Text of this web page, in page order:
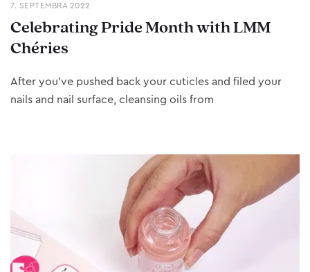
7. SEPTEMBRA 2022
Celebrating Pride Month with LMM
Chéries
After you’ve pushed back your cuticles and filed your
nails and nail surface, cleansing oils from